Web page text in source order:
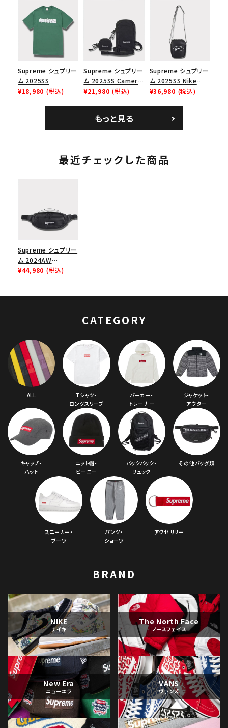
リーム ナイキエアフォ
ース１スニーカー シ
ューズ ホワイト
スロゴTシャツ ホワ
ク ブラック 黒
Supreme シュプリー
ム 2025SS
Homerun Tee ホー
¥18,980 (税込)
Supreme シュプリー
ム 2025SS Camera
Bag + Mini Pouch
¥21,980 (税込)
Supreme シュプリー
ム 2025SS Nike
Leather Shoulder
¥36,980 (税込)
もっと見る
最近チェックした商品
Supreme シュプリー
ム 2024AW
Leather Waist Bag
¥44,980 (税込)
CATEGORY
ALL
Tシャツ・
ロングスリーブ
パーカー・
トレーナー
ジャケット・
アウター
キャップ・
ハット
ニット帽・
ビーニー
バックパック・
リュック
その他バッグ類
スニーカー・
ブーツ
パンツ・
ショーツ
アクセサリー
BRAND
NIKE
ナイキ
The North Face
ノースフェイス
New Era
ニューエラ
VANS
ヴァンズ